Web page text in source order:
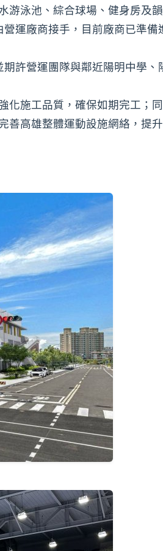
泳池、綜合球場、健身房及
運廠商接手，目前廠商已準備
許營運團隊與鄰近陽明中學、
化施工品質，確保如期完工；
高雄整體運動設施網絡，提